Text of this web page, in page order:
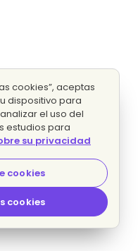
cookies”, aceptas
dispositivo para
el uso del
estudios para
su privacidad
cookies
cookies